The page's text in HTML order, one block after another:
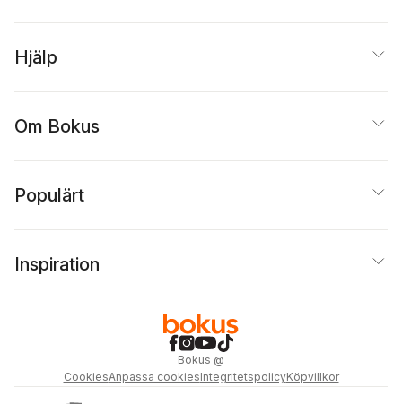
Hjälp
Om Bokus
Populärt
Inspiration
Bokus @
CookiesAnpassa cookiesIntegritetspolicyKöpvillkor